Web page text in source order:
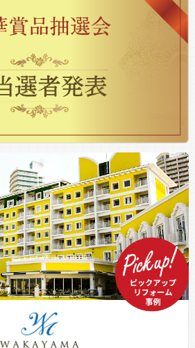
29日
願いしました。御社の顧客接点の満生
質の安心感によって長期にわたり安
み続けることが出来ると感じておりま
画課
日
手続きを迅速にして頂きました。
さん、こまめな確認と丁寧な対応を
した。職人さん方、作業前の挨拶か
まできちんとして頂きありがとうご
。
支店
にきれいに仕上げて頂き、とても満足